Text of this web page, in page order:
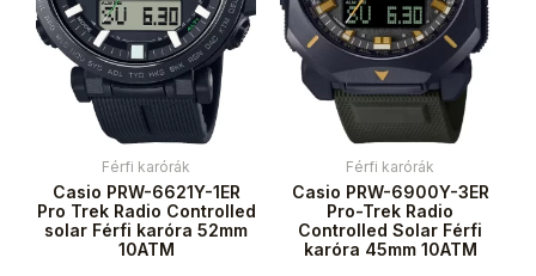
Férfi karórák
Casio PRW-6621Y-1ER
Pro Trek Radio Controlled
solar Férfi karóra 52mm
10ATM
Férfi karórák
Casio PRW-6900Y-3ER
Pro-Trek Radio
Controlled Solar Férfi
karóra 45mm 10ATM